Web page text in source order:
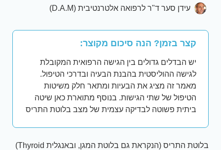
עידן סער ד"ר לרפואה אלטרנטיבית (D.A.M)
קצר בזמן? הנה סיכום מקוצר:
יש הבדלים גדולים בין הגישה הרפואית המקובלת
לגישה ההוליסטית בהבנת הבעיה ובדרכי הטיפול.
מאמר זה מציג את הבעיות ומתאר חלק משיטות
הטיפול של שתי הגישות. בנוסף מתוארת כאן שיטה
ביתית פשוטה לבדיקה עצמית של מצב בלוטת התריס
בלוטת התריס (הנקראת גם בלוטת המגן, ובאנגלית Thyroid)